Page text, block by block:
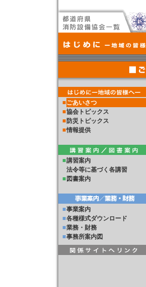
■ごあいさつ
■協会トピックス
■ 防災トピックス
■情報提供
■講習案内
法令等に基づく各講習
■ 図書案内
■事業案内
■各種様式ダウンロード
■業務・財務
■事務所案内図